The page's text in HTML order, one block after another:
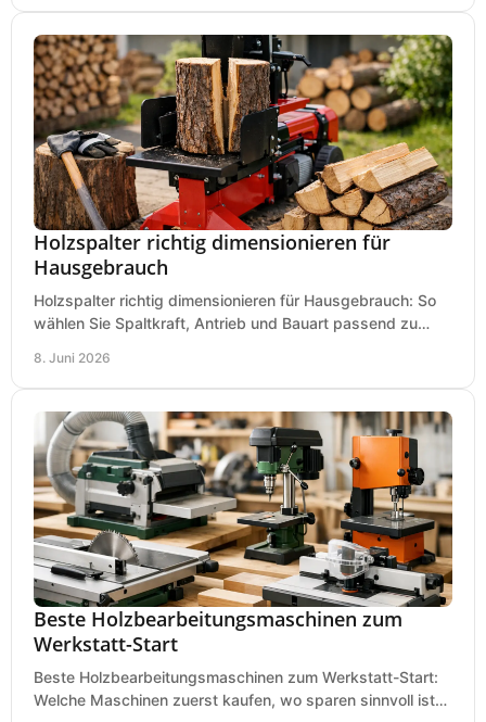
Holzspalter richtig dimensionieren für
Hausgebrauch
Holzspalter richtig dimensionieren für Hausgebrauch: So
wählen Sie Spaltkraft, Antrieb und Bauart passend zu
8. Juni 2026
Beste Holzbearbeitungsmaschinen zum
Werkstatt-Start
Beste Holzbearbeitungsmaschinen zum Werkstatt-Start:
Welche Maschinen zuerst kaufen, wo sparen sinnvoll ist